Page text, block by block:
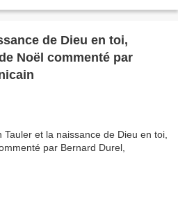
de Dieu en toi,
Noël commenté par